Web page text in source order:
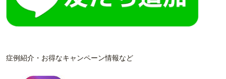
症例紹介・お得なキャンペーン情報など